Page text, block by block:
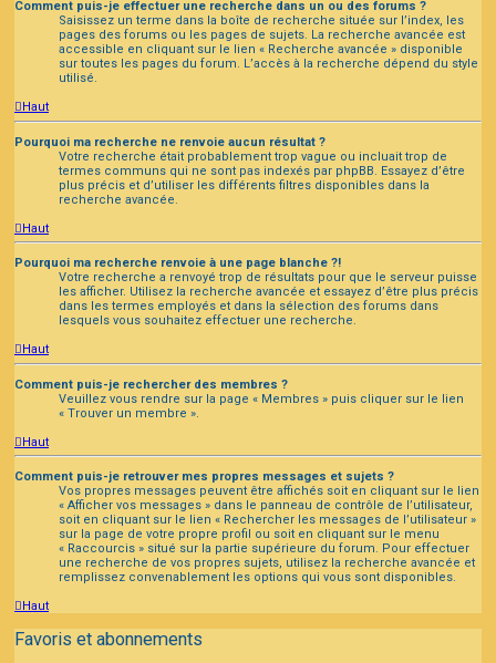
Comment puis-je effectuer une recherche dans un ou des forums ?
Saisissez un terme dans la boîte de recherche située sur l’index, les
pages des forums ou les pages de sujets. La recherche avancée est
accessible en cliquant sur le lien « Recherche avancée » disponible
sur toutes les pages du forum. L’accès à la recherche dépend du style
utilisé.
Haut
Pourquoi ma recherche ne renvoie aucun résultat ?
Votre recherche était probablement trop vague ou incluait trop de
termes communs qui ne sont pas indexés par phpBB. Essayez d’être
plus précis et d’utiliser les différents filtres disponibles dans la
recherche avancée.
Haut
Pourquoi ma recherche renvoie à une page blanche ?!
Votre recherche a renvoyé trop de résultats pour que le serveur puisse
les afficher. Utilisez la recherche avancée et essayez d’être plus précis
dans les termes employés et dans la sélection des forums dans
lesquels vous souhaitez effectuer une recherche.
Haut
Comment puis-je rechercher des membres ?
Veuillez vous rendre sur la page « Membres » puis cliquer sur le lien
« Trouver un membre ».
Haut
Comment puis-je retrouver mes propres messages et sujets ?
Vos propres messages peuvent être affichés soit en cliquant sur le lien
« Afficher vos messages » dans le panneau de contrôle de l’utilisateur,
soit en cliquant sur le lien « Rechercher les messages de l’utilisateur »
sur la page de votre propre profil ou soit en cliquant sur le menu
« Raccourcis » situé sur la partie supérieure du forum. Pour effectuer
une recherche de vos propres sujets, utilisez la recherche avancée et
remplissez convenablement les options qui vous sont disponibles.
Haut
Favoris et abonnements